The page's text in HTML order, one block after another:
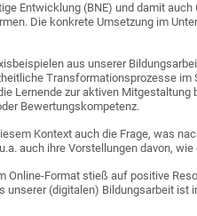
Entwicklung (BNE) und damit
Die konkrete Umsetzung im
aus unserer
Transformationsprozesse
Lernende zur aktiven
Bewertungskompetenz.
Kontext auch die Frage, was
auch ihre Vorstellungen davon,
Online-Format stieß auf positive
unserer (digitalen) Bildungsarbeit ist